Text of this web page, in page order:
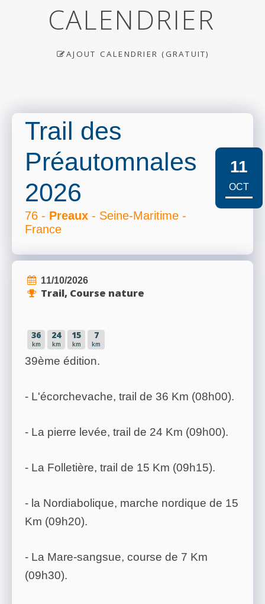
CALENDRIER
AJOUT CALENDRIER (GRATUIT)
Trail des
Préautomnales
2026
76 - Preaux - Seine-Maritime -
France
11
OCT
11/10/2026
Trail, Course nature
36
km
24
km
15
km
7
km
39ème édition.
- L'écorchevache, trail de 36 Km (08h00).
- La pierre levée, trail de 24 Km (09h00).
- La Folletière, trail de 15 Km (09h15).
- la Nordiabolique, marche nordique de 15
Km (09h20).
- La Mare-sangsue, course de 7 Km
(09h30).